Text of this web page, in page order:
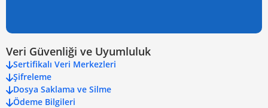
Veri Güvenliği ve Uyumluluk
Sertifikalı Veri Merkezleri
Şifreleme
Dosya Saklama ve Silme
Ödeme Bilgileri